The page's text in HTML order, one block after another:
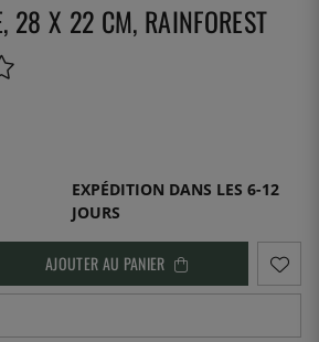
28 X 22 CM, RAINFOREST
EXPÉDITION DANS LES 6-12
JOURS
AJOUTER AU PANIER